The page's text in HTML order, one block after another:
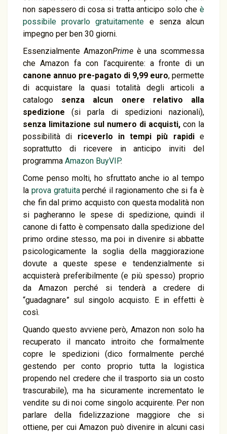
non sapessero di cosa si tratta anticipo solo che è
possibile provarlo gratuitamente e senza alcun
impegno per ben 30 giorni.
Essenzialmente AmazonPrimeè una scommessa
che Amazon fa con l’acquirente: a fronte di un
canone annuo pre-pagato di 9,99 euro, permette
di acquistare la quasi totalità degli articoli a
catalogo senza alcun onere relativo alla
spedizione (si parla di spedizioni nazionali),
senza limitazione sul numero di acquisti, con la
possibilità di riceverlo in tempi più rapidie
soprattutto di ricevere in anticipo inviti del
programma Amazon BuyVIP.
Come penso molti, ho sfruttato anche io al tempo
la prova gratuitaperché il ragionamento che si fa è
che fin dal primo acquisto con questa modalità non
si pagheranno le spese di spedizione, quindi il
canone di fatto è compensato dalla spedizione del
primo ordine stesso, ma poi in divenire si abbatte
psicologicamente la soglia della maggiorazione
dovute a queste spese e tendenzialmente si
acquisterà preferibilmente (e più spesso) proprio
da Amazon perché si tenderà a credere di
“guadagnare” sul singolo acquisto. E in effetti è
così.
Quando questo avviene però, Amazon non solo ha
recuperato il mancato introito che formalmente
copre le spedizioni (dico formalmente perché
gestendo per conto proprio tutta la logistica
propendo nel credere che il trasporto sia un costo
trascurabile), ma ha sicuramente incrementato le
vendite su di noi come singolo acquirente. Per non
parlare della fidelizzazione maggiore che si
ottiene, per cui Amazon può divenire in alcuni casi